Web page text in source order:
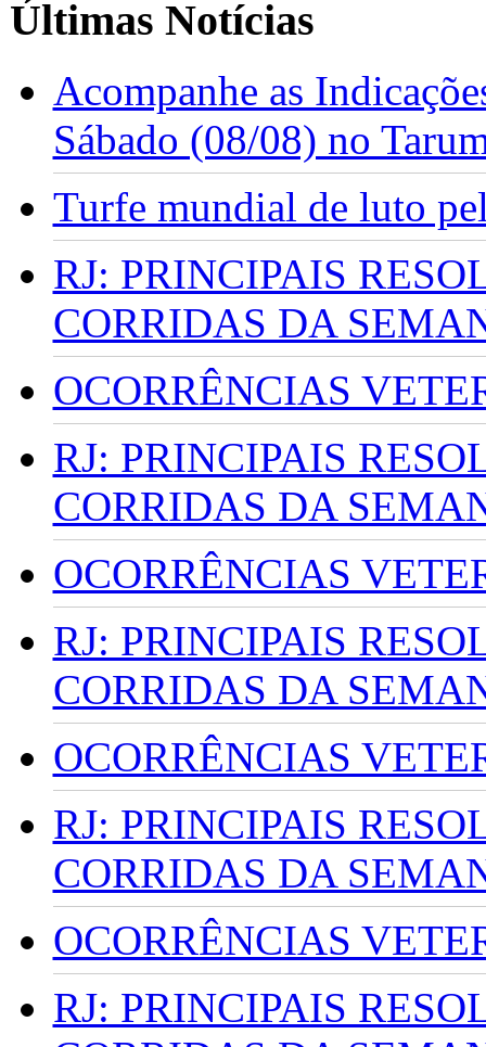
Últimas Notícias
Acompanhe as
Sábado (08/08) no
Turfe mundial de luto
RJ: PRINCIPAIS
CORRIDAS DA
OCORRÊNCIAS
RJ: PRINCIPAIS
CORRIDAS DA
OCORRÊNCIAS
RJ: PRINCIPAIS
CORRIDAS DA
OCORRÊNCIAS
RJ: PRINCIPAIS
CORRIDAS DA
OCORRÊNCIAS
RJ: PRINCIPAIS